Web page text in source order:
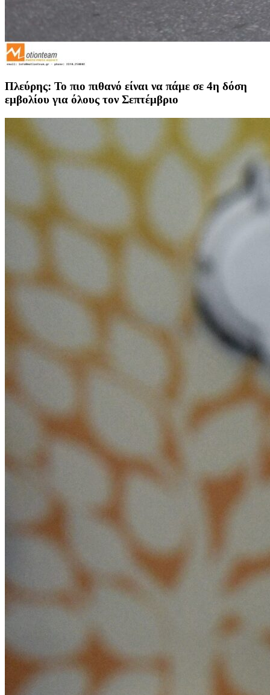
Πλεύρης: Το πιο πιθανό είναι να πάμε σε 4η δόση
εμβολίου για όλους τον Σεπτέμβριο